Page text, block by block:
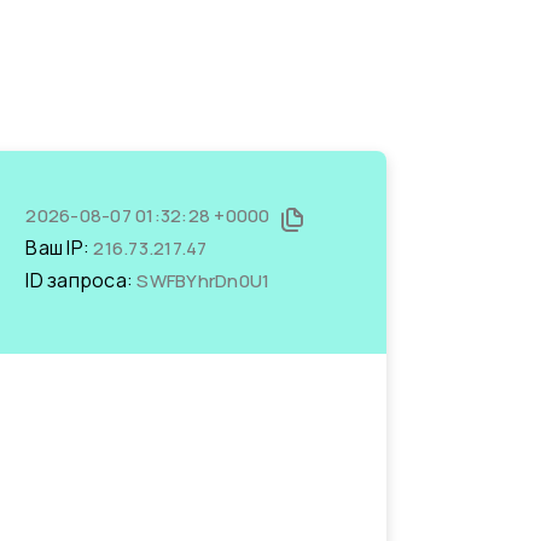
2026-08-07 01:32:28 +0000
Ваш IP:216.73.217.47
ID запроса:SWFBYhrDn0U1